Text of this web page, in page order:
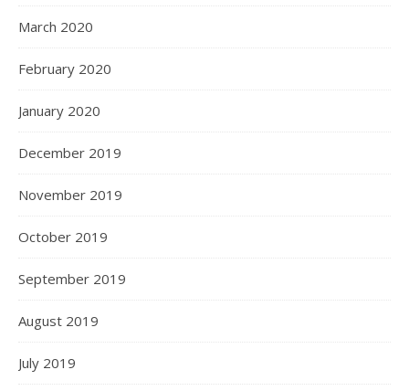
March 2020
February 2020
January 2020
December 2019
November 2019
October 2019
September 2019
August 2019
July 2019